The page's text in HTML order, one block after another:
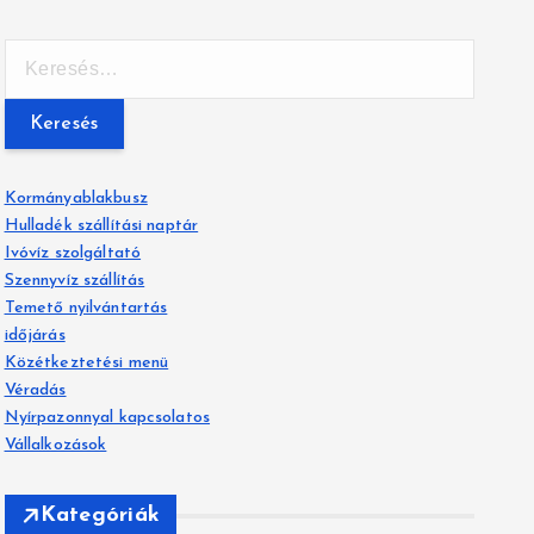
é
s
:
Kormányablakbusz
Hulladék szállítási naptár
Ivóvíz szolgáltató
Szennyvíz szállítás
Temető nyilvántartás
időjárás
Közétkeztetési menü
Véradás
Nyírpazonnyal kapcsolatos
Vállalkozások
Kategóriák